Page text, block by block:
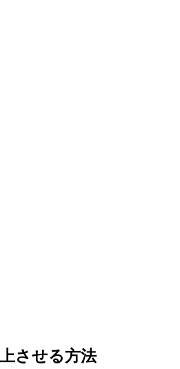
させる方法